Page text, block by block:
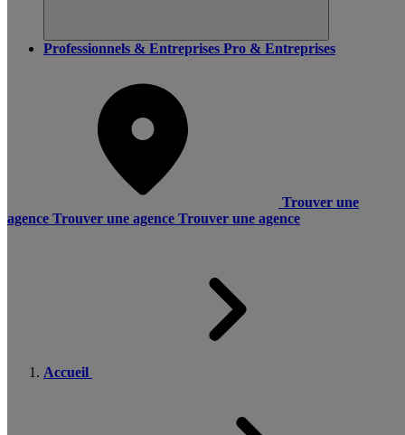
Professionnels & Entreprises Pro & Entreprises
Trouver une
agence Trouver une agence Trouver une agence
Accueil